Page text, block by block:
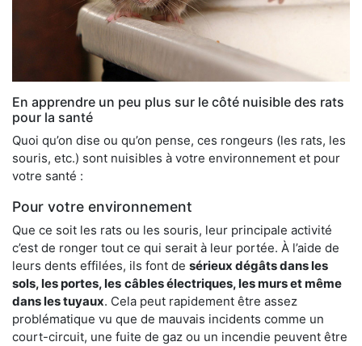
En apprendre un peu plus sur le côté nuisible des rats
pour la santé
Quoi qu’on dise ou qu’on pense, ces rongeurs (les rats, les
souris, etc.) sont nuisibles à votre environnement et pour
votre santé :
Pour votre environnement
Que ce soit les rats ou les souris, leur principale activité
c’est de ronger tout ce qui serait à leur portée. À l’aide de
leurs dents effilées, ils font de sérieux dégâts dans les
sols, les portes, les câbles électriques, les murs et même
dans les tuyaux. Cela peut rapidement être assez
problématique vu que de mauvais incidents comme un
court-circuit, une fuite de gaz ou un incendie peuvent être